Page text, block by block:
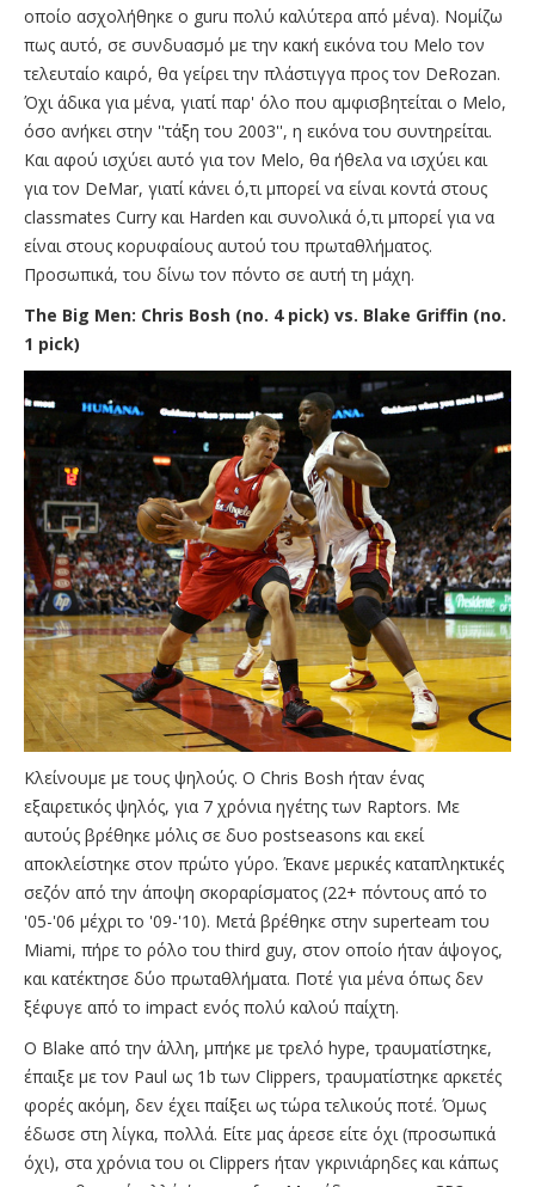
οποίο ασχολήθηκε ο guru πολύ καλύτερα από μένα). Νομίζω
πως αυτό, σε συνδυασμό με την κακή εικόνα του Melo τον
τελευταίο καιρό, θα γείρει την πλάστιγγα προς τον DeRozan.
Όχι άδικα για μένα, γιατί παρ' όλο που αμφισβητείται ο Melo,
όσο ανήκει στην ''τάξη του 2003'', η εικόνα του συντηρείται.
Και αφού ισχύει αυτό για τον Melo, θα ήθελα να ισχύει και
για τον DeMar, γιατί κάνει ό,τι μπορεί να είναι κοντά στους
classmates Curry και Harden και συνολικά ό,τι μπορεί για να
είναι στους κορυφαίους αυτού του πρωταθλήματος.
Προσωπικά, του δίνω τον πόντο σε αυτή τη μάχη.
The Big Men: Chris Bosh (no. 4 pick) vs. Blake Griffin (no.
1 pick)
Κλείνουμε με τους ψηλούς. Ο Chris Bosh ήταν ένας
εξαιρετικός ψηλός, για 7 χρόνια ηγέτης των Raptors. Με
αυτούς βρέθηκε μόλις σε δυο postseasons και εκεί
αποκλείστηκε στον πρώτο γύρο. Έκανε μερικές καταπληκτικές
σεζόν από την άποψη σκοραρίσματος (22+ πόντους από το
'05-'06 μέχρι το '09-'10). Μετά βρέθηκε στην superteam του
Miami, πήρε το ρόλο του third guy, στον οποίο ήταν άψογος,
και κατέκτησε δύο πρωταθλήματα. Ποτέ για μένα όπως δεν
ξέφυγε από το impact ενός πολύ καλού παίχτη.
Ο Blake από την άλλη, μπήκε με τρελό hype, τραυματίστηκε,
έπαιξε με τον Paul ως 1b των Clippers, τραυματίστηκε αρκετές
φορές ακόμη, δεν έχει παίξει ως τώρα τελικούς ποτέ. Όμως
έδωσε στη λίγκα, πολλά. Είτε μας άρεσε είτε όχι (προσωπικά
όχι), στα χρόνια του οι Clippers ήταν γκρινιάρηδες και κάπως